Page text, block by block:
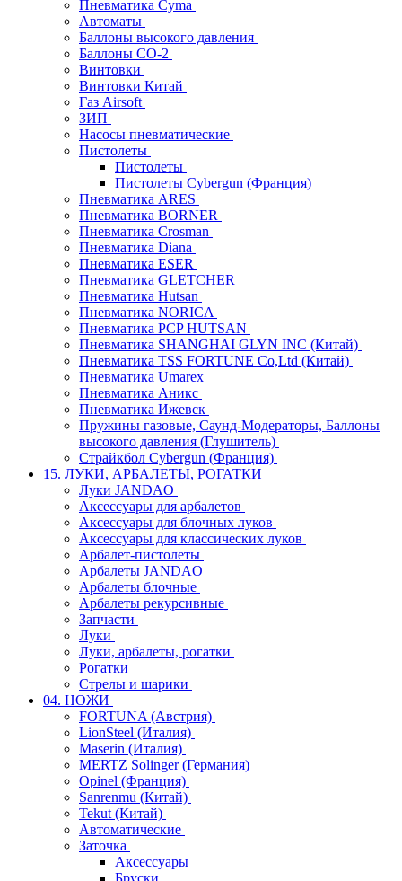
Пневматика Cyma
Автоматы
Баллоны высокого давления
Баллоны СО-2
Винтовки
Винтовки Китай
Газ Airsoft
ЗИП
Насосы пневматические
Пистолеты
Пистолеты
Пистолеты Cybergun (Франция)
Пневматика ARES
Пневматика BORNER
Пневматика Crosman
Пневматика Diana
Пневматика ESER
Пневматика GLETCHER
Пневматика Hutsan
Пневматика NORICA
Пневматика PCP HUTSAN
Пневматика SHANGHAI GLYN INC (Китай)
Пневматика TSS FORTUNE Co,Ltd (Китай)
Пневматика Umarex
Пневматика Аникс
Пневматика Ижевск
Пружины газовые, Саунд-Модераторы, Баллоны
высокого давления (Глушитель)
Страйкбол Cybergun (Франция)
15. ЛУКИ, АРБАЛЕТЫ, РОГАТКИ
Луки JANDAO
Аксессуары для арбалетов
Аксессуары для блочных луков
Аксессуары для классических луков
Арбалет-пистолеты
Арбалеты JANDAO
Арбалеты блочные
Арбалеты рекурсивные
Запчасти
Луки
Луки, арбалеты, рогатки
Рогатки
Стрелы и шарики
04. НОЖИ
FORTUNA (Австрия)
LionSteel (Италия)
Maserin (Италия)
MERTZ Solinger (Германия)
Opinel (Франция)
Sanrenmu (Китай)
Tekut (Китай)
Автоматические
Заточка
Аксессуары
Бруски